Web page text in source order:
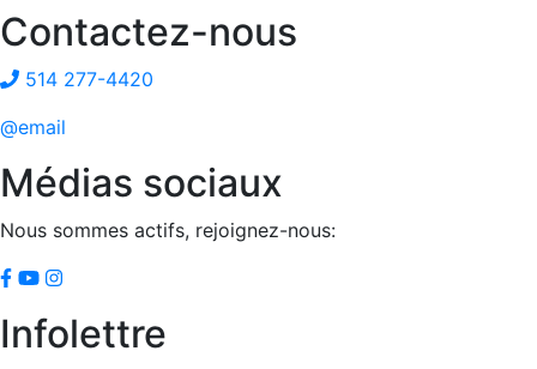
Contactez-nous
514 277-4420
@email
Médias sociaux
Nous sommes actifs, rejoignez-nous:
Infolettre